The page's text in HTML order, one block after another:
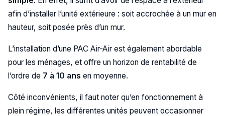
afin d’installer l’unité extérieure : soit accrochée à un mur en
hauteur, soit posée près d’un mur.
L’installation d’une PAC Air-Air est également abordable
pour les ménages, et offre un horizon de rentabilité de
l’ordre de 7 à 10 ans en moyenne.
Côté inconvénients, il faut noter qu’en fonctionnement à
plein régime, les différentes unités peuvent occasionner